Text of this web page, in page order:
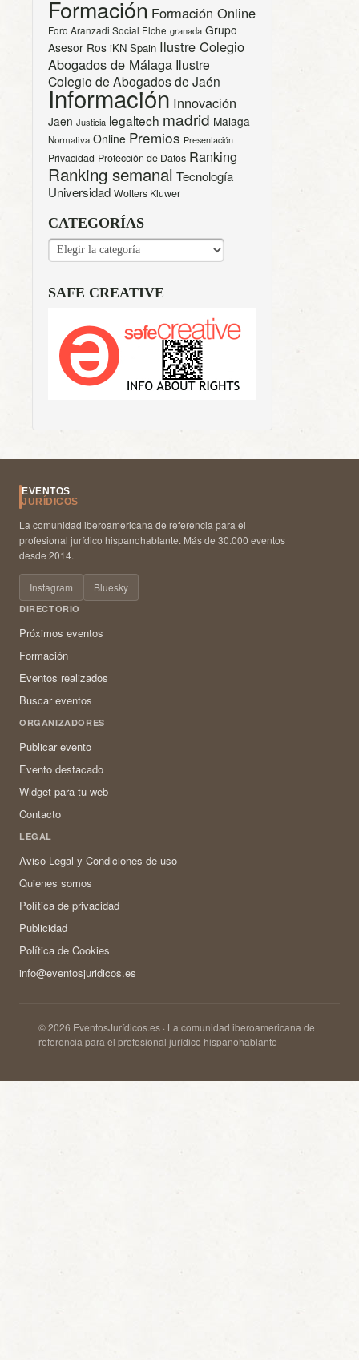
Formación Formación Online
Foro Aranzadi Social Elche granada Grupo
Asesor Ros iKN Spain Ilustre Colegio
Abogados de Málaga Ilustre
Colegio de Abogados de Jaén
Información Innovación
Jaen Justicia legaltech madrid Malaga
Normativa Online Premios Presentación
Privacidad Protección de Datos Ranking
Ranking semanal Tecnología
Universidad Wolters Kluwer
CATEGORÍAS
CATEGORÍAS
SAFE CREATIVE
EVENTOS
JURÍDICOS
La comunidad iberoamericana de referencia para el
profesional jurídico hispanohablante. Más de 30.000 eventos
desde 2014.
Instagram Bluesky
DIRECTORIO
Próximos eventos
Formación
Eventos realizados
Buscar eventos
ORGANIZADORES
Publicar evento
Evento destacado
Widget para tu web
Contacto
LEGAL
Aviso Legal y Condiciones de uso
Quienes somos
Política de privacidad
Publicidad
Política de Cookies
info@eventosjuridicos.es
© 2026 EventosJurídicos.es · La comunidad iberoamericana de
referencia para el profesional jurídico hispanohablante